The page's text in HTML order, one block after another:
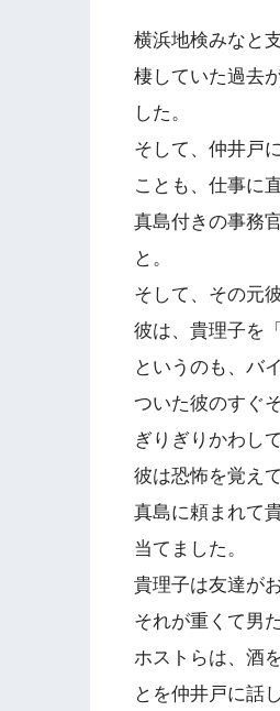
横浜地検みなと
棲していた過去
した。
そして、仲井戸
ことも、仕事に
真島付きの事務
と。
そして、その元
彼は、貴理子を
というのも、バ
ついた彼のすぐ
ぎりぎりかわし
彼は恐怖を覚え
真島に頼まれて
当てました。
貴理子は友達が
それが重くて男
ホストらは、酒
とを仲井戸に話